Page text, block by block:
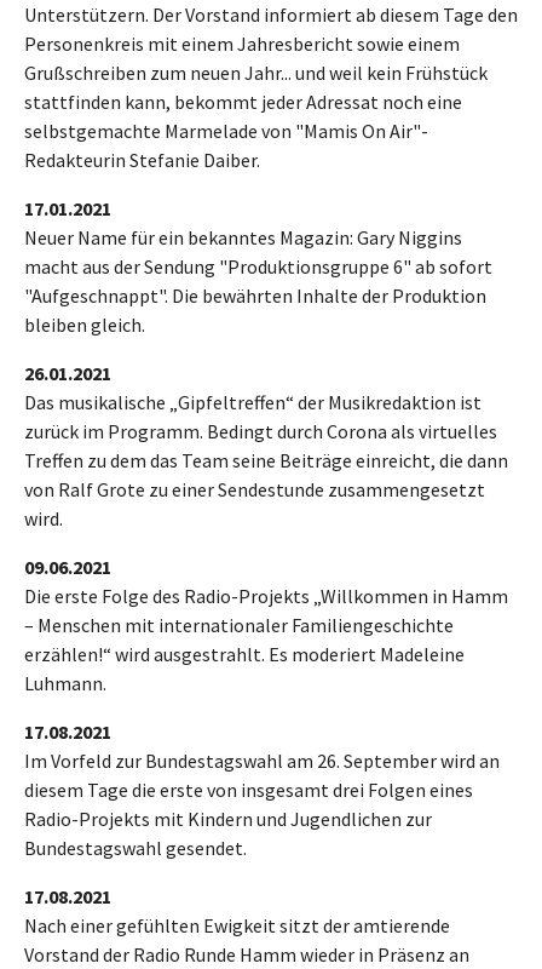
Unterstützern. Der Vorstand informiert ab diesem Tage den
Personenkreis mit einem Jahresbericht sowie einem
Grußschreiben zum neuen Jahr... und weil kein Frühstück
stattfinden kann, bekommt jeder Adressat noch eine
selbstgemachte Marmelade von "Mamis On Air"-
Redakteurin Stefanie Daiber.
17.01.2021
Neuer Name für ein bekanntes Magazin: Gary Niggins
macht aus der Sendung "Produktionsgruppe 6" ab sofort
"Aufgeschnappt". Die bewährten Inhalte der Produktion
bleiben gleich.
26.01.2021
Das musikalische „Gipfeltreffen“ der Musikredaktion ist
zurück im Programm. Bedingt durch Corona als virtuelles
Treffen zu dem das Team seine Beiträge einreicht, die dann
von Ralf Grote zu einer Sendestunde zusammengesetzt
wird.
09.06.2021
Die erste Folge des Radio-Projekts „Willkommen in Hamm
– Menschen mit internationaler Familiengeschichte
erzählen!“ wird ausgestrahlt. Es moderiert Madeleine
Luhmann.
17.08.2021
Im Vorfeld zur Bundestagswahl am 26. September wird an
diesem Tage die erste von insgesamt drei Folgen eines
Radio-Projekts mit Kindern und Jugendlichen zur
Bundestagswahl gesendet.
17.08.2021
Nach einer gefühlten Ewigkeit sitzt der amtierende
Vorstand der Radio Runde Hamm wieder in Präsenz an